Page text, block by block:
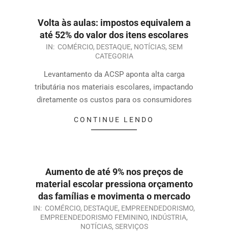
Volta às aulas: impostos equivalem a
até 52% do valor dos itens escolares
IN: COMÉRCIO, DESTAQUE, NOTÍCIAS, SEM
CATEGORIA
Levantamento da ACSP aponta alta carga
tributária nos materiais escolares, impactando
diretamente os custos para os consumidores
CONTINUE LENDO
Aumento de até 9% nos preços de
material escolar pressiona orçamento
das famílias e movimenta o mercado
IN: COMÉRCIO, DESTAQUE, EMPREENDEDORISMO,
EMPREENDEDORISMO FEMININO, INDÚSTRIA,
NOTÍCIAS, SERVIÇOS